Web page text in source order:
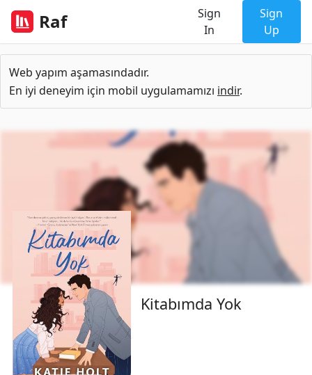
Raf
Sign
In
Sign
Up
Web yapım aşamasındadır.
En iyi deneyim için mobil uygulamamızı indir.
Kitabımda Yok